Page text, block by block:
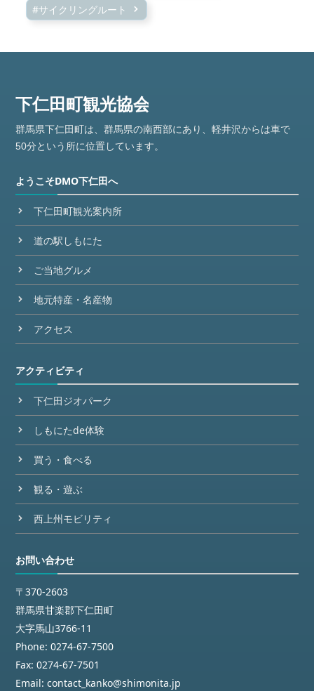
#サイクリングルート
群馬県下仁田町は、群馬県の南西部にあり、軽井沢からは車で
50分という所に位置しています。
ようこそDMO下仁田へ
下仁田町観光案内所
道の駅しもにた
ご当地グルメ
地元特産・名産物
アクセス
アクティビティ
下仁田ジオパーク
しもにたde体験
買う・食べる
観る・遊ぶ
西上州モビリティ
お問い合わせ
〒370-2603
群馬県甘楽郡下仁田町
大字馬山3766-11
Phone: 0274-67-7500
Fax: 0274-67-7501
Email: contact_kanko@shimonita.jp